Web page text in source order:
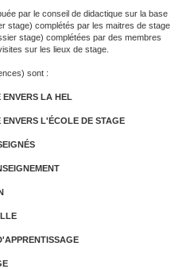
par le conseil de didactique sur la base
stage) complétés par les maitres de stage
stage) complétées par des membres
sur les lieux de stage.
sont :
LA HEL
L'ÉCOLE DE STAGE